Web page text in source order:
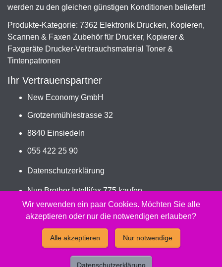
werden zu den gleichen günstigen Konditionen beliefert!
Produkte-Kategorie: 7362 Elektronik Drucken, Kopieren,
Scannen & Faxen Zubehör für Drucker, Kopierer &
Faxgeräte Drucker-Verbrauchsmaterial Toner &
Tintenpatronen
Ihr Vertrauenspartner
New Economy GmbH
Grotzenmühlestrasse 32
8840 Einsiedeln
055 422 25 90
Datenschutzerklärung
Nun Brother Intellifax 775 kaufen
Jetzt PC-302RF bestellen
2026 - Peach Druckerpatronen Versand Jetzt günstig und
kompatibel kaufen.
Wir verwenden ein paar Cookies. Möchten Sie alle
akzeptieren oder nur die notwendigen erlauben?
Alle akzeptieren Nur notwendige
Datenschutzerklärung